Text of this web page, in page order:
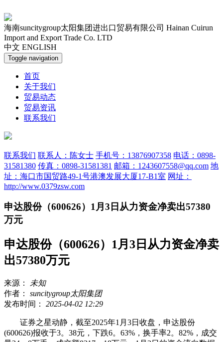
海南suncitygroup太阳集团进出口贸易有限公司 Hainan Cuirun
Import and Export Trade Co. LTD
中文 ENGLISH
Toggle navigation
首页
关于我们
贸易动态
贸易资讯
联系我们
联系我们 联系人：陈女士 手机号：13876907358 电话：0898-
31581380 传真：0898-31581381 邮箱：1243607558@qq.com 地
址：海口市国贸路49-1号港澳发展大厦17-B1室 网址：
http://www.0379zsw.com
申达股份（600626）1月3日从力资金净卖出57380
万元
申达股份（600626）1月3日从力资金净卖
出57380万元
来源：
未知
作者： suncitygroup太阳集团
发布时间： 2025-04-02 12:29
证券之星动静，截至2025年1月3日收盘，申达股份
(600626)报收于3。38元，下跌6。63%，换手率2。82%，成交